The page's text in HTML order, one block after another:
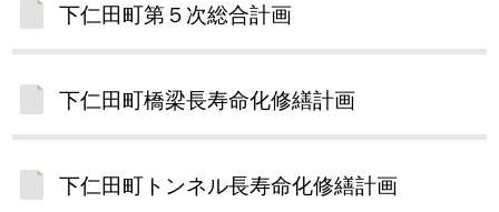
下仁田町第５次総合計画
下仁田町橋梁長寿命化修繕計画
下仁田町トンネル長寿命化修繕計画